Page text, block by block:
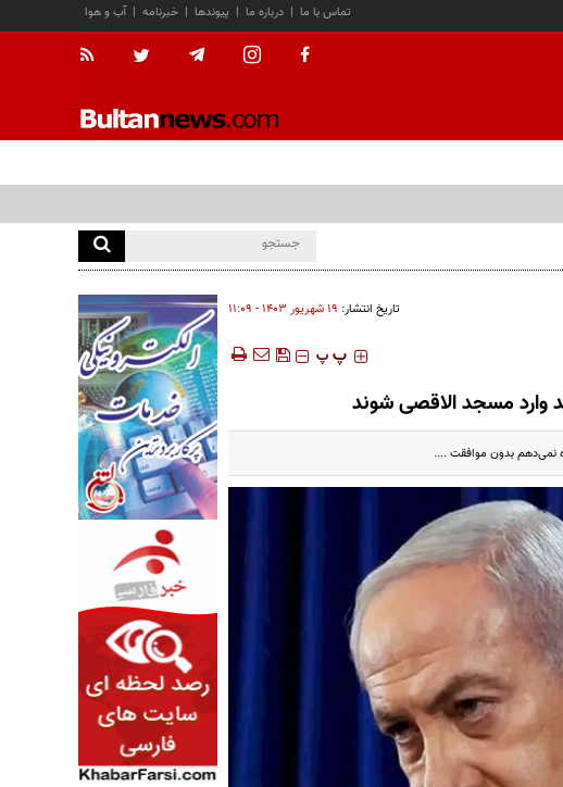
آب و هوا | خبرنامه | پیوندها | درباره ما | تماس با ما
تاریخ انتشار: ۱۹ شهريور ۱۴۰۳ - ۱۱:۰۹
‍‍‍ پ پ
وارد مسجد الاقصی شوند
نمی‌دهم بدون موافقت ....